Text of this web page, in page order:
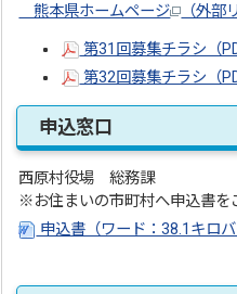
熊本県ホームページ
（外部
第31回募集チラシ（
第32回募集チラシ（
申込窓口
西原村役場 総務課
※お住まいの市町村へ申込書を
申込書（ワード：38.1キロ